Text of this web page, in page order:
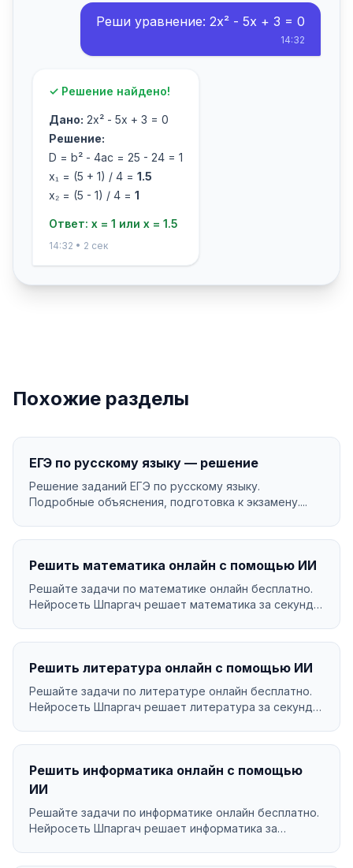
Реши уравнение: 2x² - 5x + 3 = 0
14:32
✓ Решение найдено!
Дано: 2x² - 5x + 3 = 0
Решение:
D = b² - 4ac = 25 - 24 = 1
x₁ = (5 + 1) / 4 = 1.5
x₂ = (5 - 1) / 4 = 1
Ответ: x = 1 или x = 1.5
14:32 • 2 сек
Похожие разделы
ЕГЭ по русскому языку — решение
Решение заданий ЕГЭ по русскому языку.
Подробные объяснения, подготовка к экзамену....
Решить математика онлайн с помощью ИИ
Решайте задачи по математике онлайн бесплатно.
Нейросеть Шпаргач решает математика за секунды
Решить литература онлайн с помощью ИИ
Решайте задачи по литературе онлайн бесплатно.
Нейросеть Шпаргач решает литература за секунды
Решить информатика онлайн с помощью
ИИ
Решайте задачи по информатике онлайн бесплатно.
Нейросеть Шпаргач решает информатика за